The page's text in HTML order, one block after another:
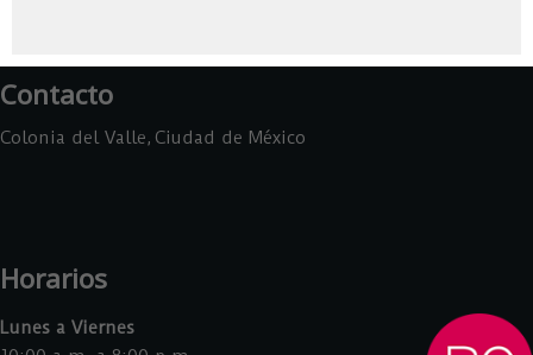
Contacto
Colonia del Valle, Ciudad de México
Horarios
Lunes a Viernes